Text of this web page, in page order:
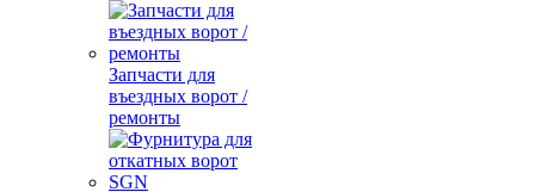
Запчасти для
въездных ворот /
ремонты